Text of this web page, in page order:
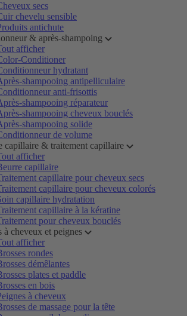
secs
chevelu sensible
antichute
& après-shampoing
afficher
Conditioner
hydratant
shampooing antipelliculaire
anti-frisottis
shampooing réparateur
shampooing cheveux bouclés
shampooing solide
de volume
capillaire & traitement capillaire
afficher
capillaire
capillaire pour cheveux secs
capillaire pour cheveux colorés
capillaire hydratation
capillaire à la kératine
pour cheveux bouclés
à cheveux et peignes
afficher
rondes
démêlantes
plates et paddle
en bois
à cheveux
de massage pour la tête